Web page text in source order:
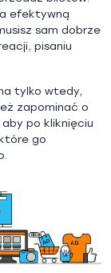
efektywną
sam dobrze
pisaniu
tylko wtedy,
zapominać o
po kliknięciu
go